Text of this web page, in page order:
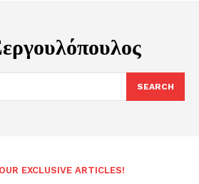
SEARCH
EXCLUSIVE ARTICLES!